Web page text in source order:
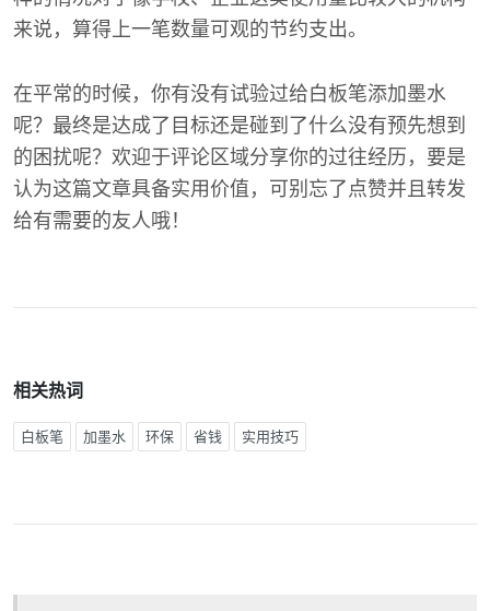
来说，算得上一笔数量可观的节约支出。
在平常的时候，你有没有试验过给白板笔添加墨水
呢？最终是达成了目标还是碰到了什么没有预先想到
的困扰呢？欢迎于评论区域分享你的过往经历，要是
认为这篇文章具备实用价值，可别忘了点赞并且转发
给有需要的友人哦！
相关热词
白板笔 加墨水 环保 省钱 实用技巧